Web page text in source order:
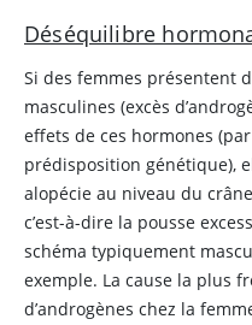
Déséquilibre
Si des femmes présentent
masculines (excès
effets de ces hormones
prédisposition génétique),
alopécie au niveau du
c’est-à-dire la pousse
schéma typiquement
exemple. La cause la plus
d’androgènes chez la